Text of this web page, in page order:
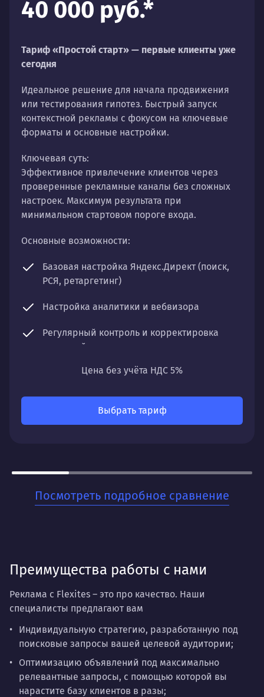
40 000 руб.*
Тариф «Простой старт» — первые клиенты уже
сегодня
Идеальное решение для начала продвижения
или тестирования гипотез. Быстрый запуск
контекстной рекламы с фокусом на ключевые
форматы и основные настройки.
Ключевая суть:
Эффективное привлечение клиентов через
проверенные рекламные каналы без сложных
настроек. Максимум результата при
минимальном стартовом пороге входа.
Основные возможности:
Базовая настройка Яндекс.Директ (поиск,
РСЯ, ретаргетинг)
Настройка аналитики и вебвизора
Регулярный контроль и корректировка
кампаний
Отчетность по ключевым показателям
Что получите:
Стабильный поток заявок с минимальными
временными затратами. Понятную систему
Для стартапов и малого бизнеса, которые хотят
быстро начать получать заявки и тестировать
Цена без учёта НДС 5%
Выбрать тариф
Посмотреть подробное сравнение
Преимущества работы с нами
Реклама с Flexites – это про качество. Наши
специалисты предлагают вам
Индивидуальную стратегию, разработанную под
поисковые запросы вашей целевой аудитории;
Оптимизацию объявлений под максимально
релевантные запросы, с помощью которой вы
нарастите базу клиентов в разы;